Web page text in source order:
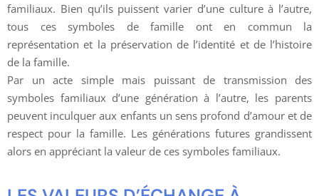
familiaux. Bien qu’ils puissent varier d’une culture à l’autre,
tous ces symboles de famille ont en commun la
représentation et la préservation de l’identité et de l’histoire
de la famille.
Par un acte simple mais puissant de transmission des
symboles familiaux d’une génération à l’autre, les parents
peuvent inculquer aux enfants un sens profond d’amour et de
respect pour la famille. Les générations futures grandissent
alors en appréciant la valeur de ces symboles familiaux.